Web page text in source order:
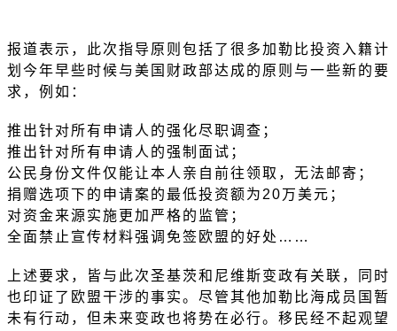
报道表示，此次指导原则包括了很多加勒比投资入籍计
划今年早些时候与美国财政部达成的原则与一些新的要
求，例如：
推出针对所有申请人的强化尽职调查；
推出针对所有申请人的强制面试；
公民身份文件仅能让本人亲自前往领取，无法邮寄；
捐赠选项下的申请案的最低投资额为 20万美元；
对资金来源实施更加严格的监管；
全面禁止宣传材料强调免签欧盟的好处 ……
上述要求，皆与此次圣基茨和尼维斯变政有关联，同时
也印证了欧盟干涉的事实。尽管其他加勒比海成员国暂
未有行动，但未来变政也将势在必行。移民经不起观望